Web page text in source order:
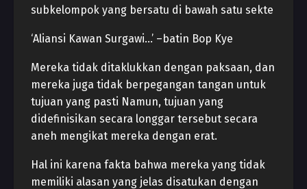
subkelompok yang bersatu di bawah satu sekte
‘Aliansi Kawan Surgawi…’ –batin Bop Kye
Mereka tidak ditaklukkan dengan paksaan, dan
mereka juga tidak berpegangan tangan untuk
tujuan yang pasti Namun, tujuan yang
didefinisikan secara longgar tersebut secara
aneh mengikat mereka dengan erat.
Hal ini karena fakta bahwa mereka yang tidak
memiliki alasan yang jelas disatukan dengan